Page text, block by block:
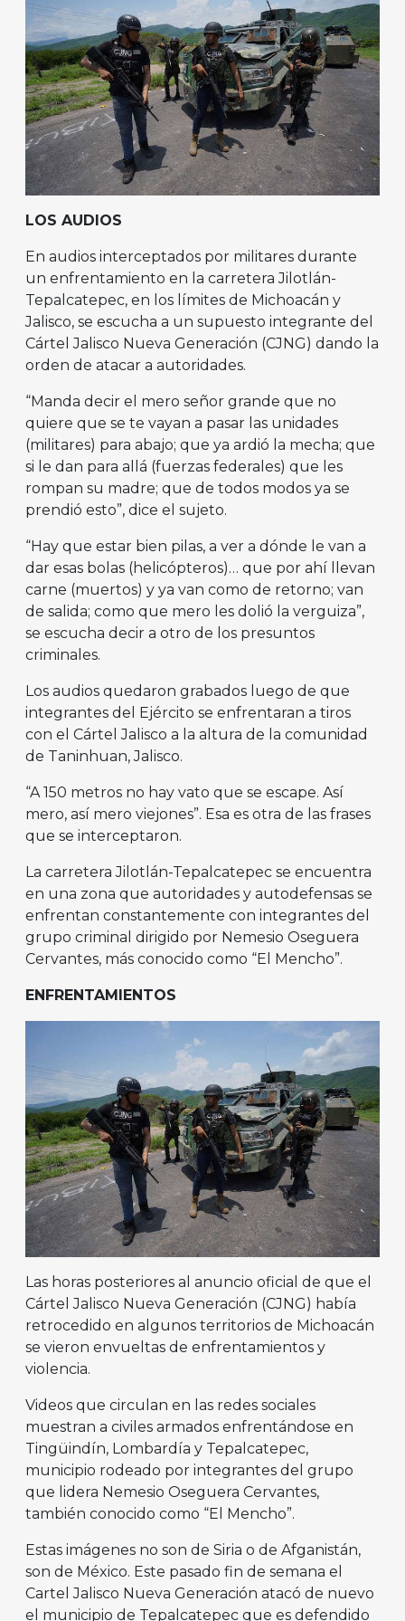
LOS AUDIOS
En audios interceptados por militares durante
un enfrentamiento en la carretera Jilotlán-
Tepalcatepec, en los límites de Michoacán y
Jalisco, se escucha a un supuesto integrante del
Cártel Jalisco Nueva Generación (CJNG) dando la
orden de atacar a autoridades.
“Manda decir el mero señor grande que no
quiere que se te vayan a pasar las unidades
(militares) para abajo; que ya ardió la mecha; que
si le dan para allá (fuerzas federales) que les
rompan su madre; que de todos modos ya se
prendió esto”, dice el sujeto.
“Hay que estar bien pilas, a ver a dónde le van a
dar esas bolas (helicópteros)… que por ahí llevan
carne (muertos) y ya van como de retorno; van
de salida; como que mero les dolió la verguiza”,
se escucha decir a otro de los presuntos
criminales.
Los audios quedaron grabados luego de que
integrantes del Ejército se enfrentaran a tiros
con el Cártel Jalisco a la altura de la comunidad
de Taninhuan, Jalisco.
“A 150 metros no hay vato que se escape. Así
mero, así mero viejones”. Esa es otra de las frases
que se interceptaron.
La carretera Jilotlán-Tepalcatepec se encuentra
en una zona que autoridades y autodefensas se
enfrentan constantemente con integrantes del
grupo criminal dirigido por Nemesio Oseguera
Cervantes, más conocido como “El Mencho”.
ENFRENTAMIENTOS
Las horas posteriores al anuncio oficial de que el
Cártel Jalisco Nueva Generación (CJNG) había
retrocedido en algunos territorios de Michoacán
se vieron envueltas de enfrentamientos y
violencia.
Videos que circulan en las redes sociales
muestran a civiles armados enfrentándose en
Tingüindín, Lombardía y Tepalcatepec,
municipio rodeado por integrantes del grupo
que lidera Nemesio Oseguera Cervantes,
también conocido como “El Mencho”.
Estas imágenes no son de Siria o de Afganistán,
son de México. Este pasado fin de semana el
Cartel Jalisco Nueva Generación atacó de nuevo
el municipio de Tepalcatepec que es defendido